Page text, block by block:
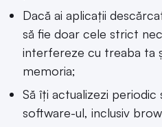
Dacă ai aplicații
să fie doar cele strict
interfereze cu treaba ta
memoria;
Să îți actualizezi
software-ul, inclusiv